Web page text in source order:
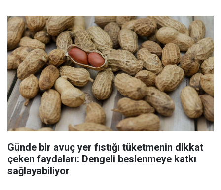
Günde bir avuç yer fıstığı tüketmenin dikkat
çeken faydaları: Dengeli beslenmeye katkı
sağlayabiliyor